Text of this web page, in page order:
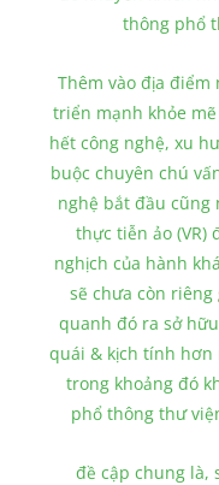
thông phổ
Thêm vào địa
triển mạnh khỏe
hết công nghệ, xu
buộc chuyên chú
nghệ bắt đầu cũng
thực tiễn ảo
nghịch của hành
sẽ chưa còn
quanh đó ra sở
quái & kịch tính
trong khoảng đó
phổ thông thư
đề cập chung là,